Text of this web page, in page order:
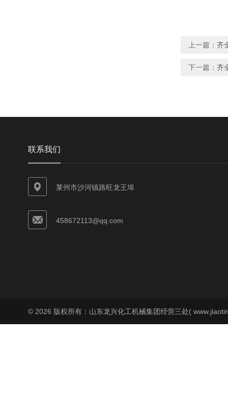
上一篇： 齐
下一篇： 齐
联系我们
莱州市沙河镇路旺龙王埠
458672113@qq.com
© 2026 版权所有：山东龙兴化工机械集团经营三处(